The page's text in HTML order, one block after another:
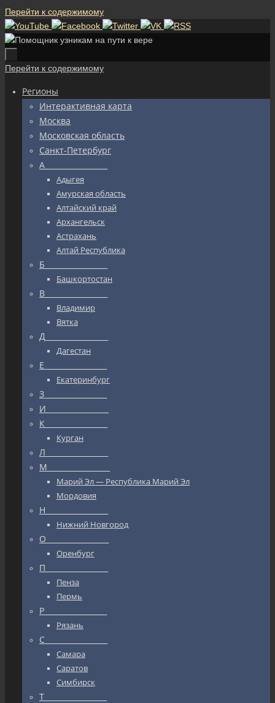
Перейти к содержимому
Перейти к содержимому
Регионы
Интерактивная карта
Москва
Московская область
Санкт-Петербург
А_________________
Адыгея
Амурская область
Алтайский край
Архангельск
Астрахань
Алтай Республика
Б_________________
Башкортостан
В_________________
Владимир
Вятка
Д_________________
Дагестан
Е_________________
Екатеринбург
З_________________
И_________________
К_________________
Курган
Л_________________
М_________________
Марий Эл — Республика Марий Эл
Мордовия
Н_________________
Нижний Новгород
О_________________
Оренбург
П_________________
Пенза
Пермь
Р_________________
Рязань
С_________________
Самара
Саратов
Симбирск
Т_________________